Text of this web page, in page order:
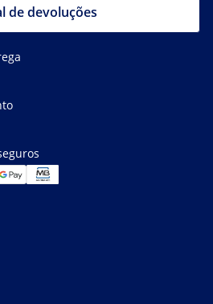
de devoluções